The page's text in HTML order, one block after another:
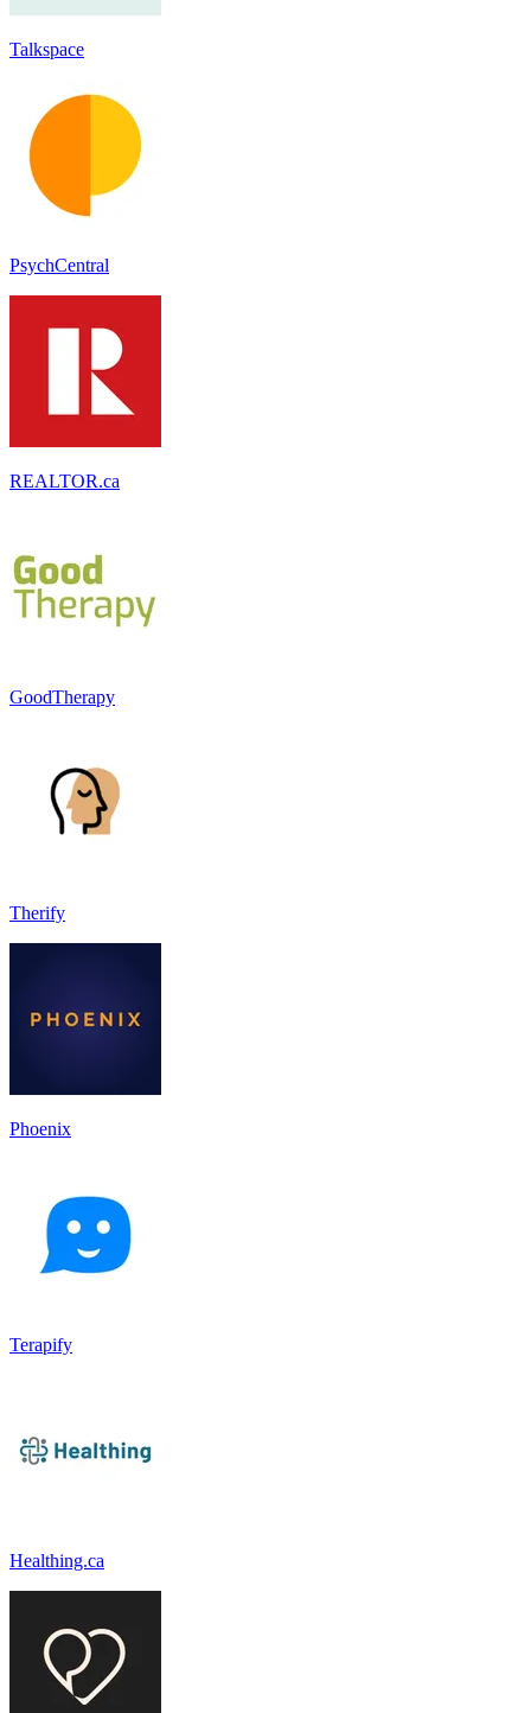
Talkspace
PsychCentral
REALTOR.ca
GoodTherapy
Therify
Phoenix
Terapify
Healthing.ca